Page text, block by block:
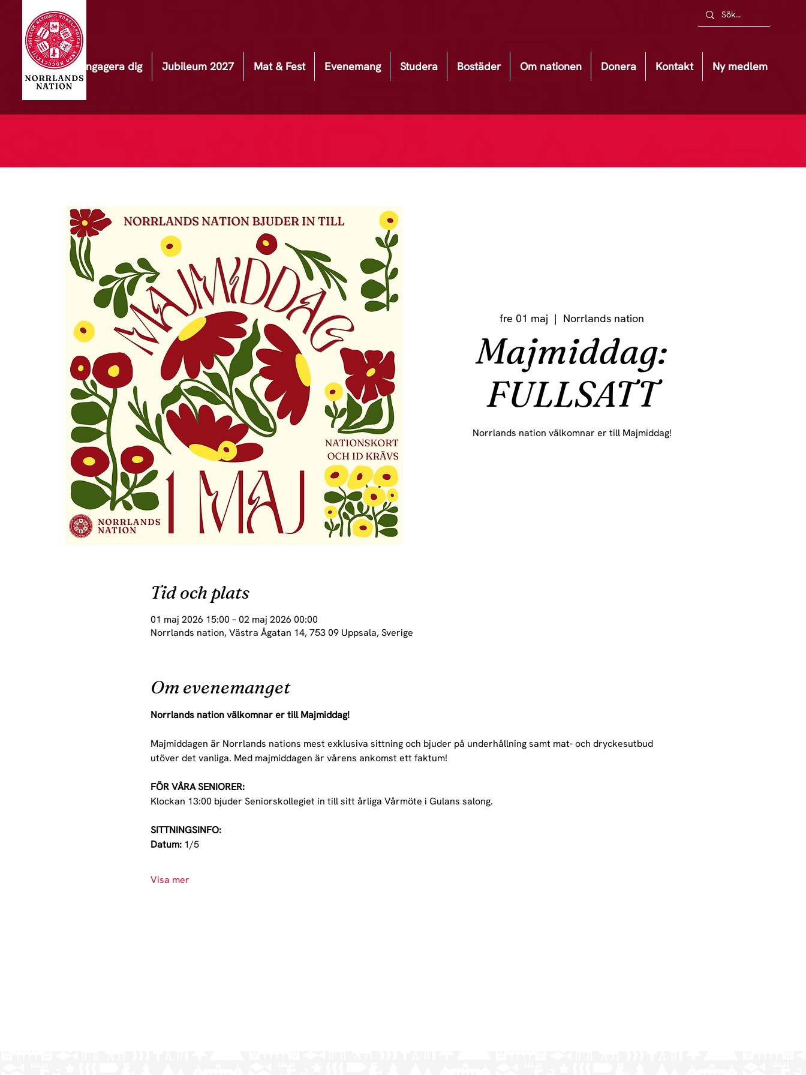
Engagera dig Jubileum 2027 Mat & Fest Evenemang Studera Bostäder Om nationen Donera Kontakt Ny medlem
fre 01 maj
  |
Norrlands nation
Majmiddag:
FULLSATT
Norrlands nation välkomnar er till Majmiddag!
Tid och plats
01 maj 2026 15:00 – 02 maj 2026 00:00
Norrlands nation, Västra Ågatan 14, 753 09 Uppsala, Sverige
Om evenemanget
Norrlands nation välkomnar er till Majmiddag!
Majmiddagen är Norrlands nations mest exklusiva sittning och bjuder på underhållning samt mat- och dryckesutbud
utöver det vanliga. Med majmiddagen är vårens ankomst ett faktum!
FÖR VÅRA SENIORER:
Klockan 13:00 bjuder Seniorskollegiet in till sitt årliga Vårmöte i Gulans salong.
SITTNINGSINFO:
Datum: 1/5
Visa mer